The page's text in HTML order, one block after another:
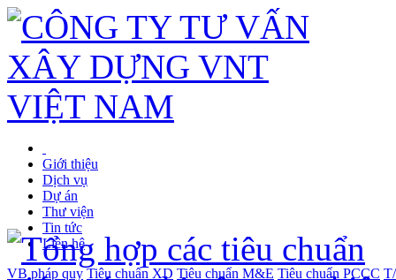
Giới thiệu
Dịch vụ
Dự án
Thư viện
Tin tức
Liên hệ
VB pháp quy Tiêu chuẩn XD Tiêu chuẩn M&E Tiêu chuẩn PCCC